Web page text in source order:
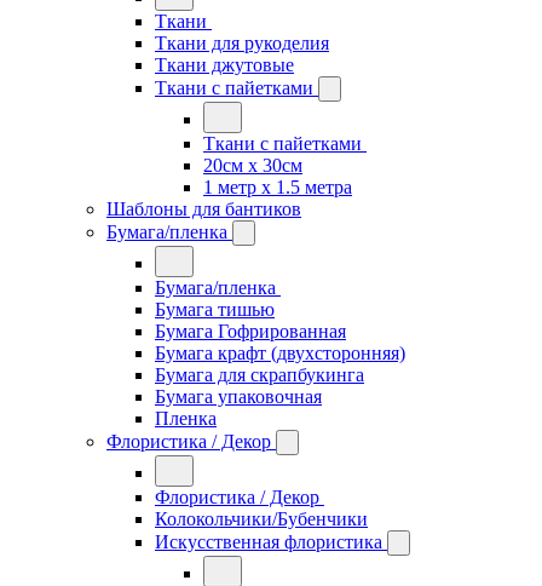
Ткани
Ткани для рукоделия
Ткани джутовые
Ткани с пайетками
Ткани с пайетками
20см х 30см
1 метр х 1.5 метра
Шаблоны для бантиков
Бумага/пленка
Бумага/пленка
Бумага тишью
Бумага Гофрированная
Бумага крафт (двухсторонняя)
Бумага для скрапбукинга
Бумага упаковочная
Пленка
Флористика / Декор
Флористика / Декор
Колокольчики/Бубенчики
Искусственная флористика